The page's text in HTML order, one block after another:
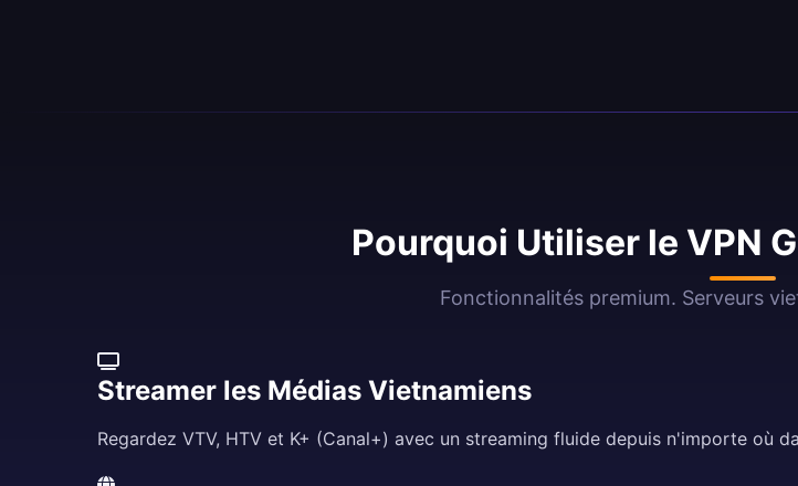
Pourquoi Utiliser le VPN
Fonctionnalités premium. Serveurs
Streamer les Médias Vietnamiens
Regardez VTV, HTV et K+ (Canal+) avec un streaming fluide depuis n'importe où